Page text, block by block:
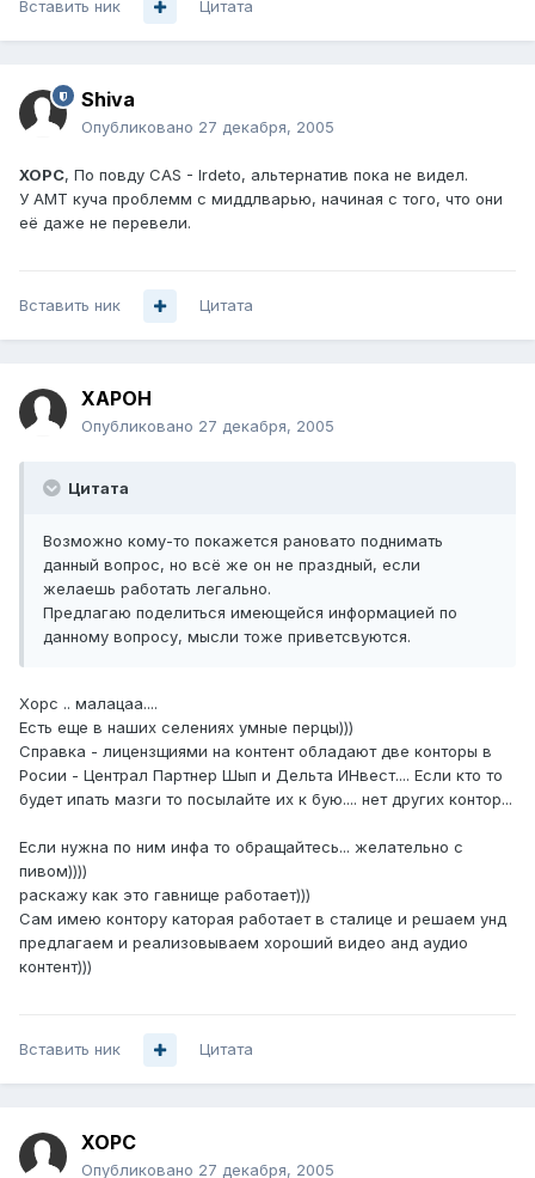
Вставить ник Цитата
Shiva
Опубликовано 27 декабря, 2005
XOPC, По повду CAS - Irdeto, альтернатив пока не видел.
У АМТ куча проблемм с миддлварью, начиная с того, что они
её даже не перевели.
Вставить ник Цитата
XAPOH
Опубликовано 27 декабря, 2005
Цитата
Возможно кому-то покажется рановато поднимать
данный вопрос, но всё же он не праздный, если
желаешь работать легально.
Предлагаю поделиться имеющейся информацией по
данному вопросу, мысли тоже приветсвуются.
Хорс .. малацаа....
Есть еще в наших селениях умные перцы)))
Справка - лицензщиями на контент обладают две конторы в
Росии - Централ Партнер Шып и Дельта ИНвест.... Если кто то
будет ипать мазги то посылайте их к бую.... нет других контор...
Если нужна по ним инфа то обращайтесь... желательно с
пивом))))
раскажу как это гавнище работает)))
Сам имею контору каторая работает в сталице и решаем унд
предлагаем и реализовываем хороший видео анд аудио
контент)))
Вставить ник Цитата
XOPC
Опубликовано 27 декабря, 2005